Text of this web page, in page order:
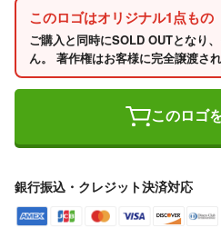
このロゴはオリジナル1点もの
ご購入と同時にSOLD OUTとなり
ん。 著作権はお客様に完全譲渡され
このロゴ
銀行振込・クレジット決済対応